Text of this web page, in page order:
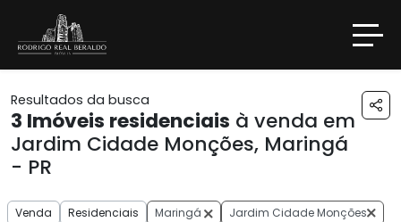
Resultados da busca
3 Imóveis residenciais à venda em
Jardim Cidade Monções, Maringá
- PR
Venda Residenciais Maringá Jardim Cidade Monções